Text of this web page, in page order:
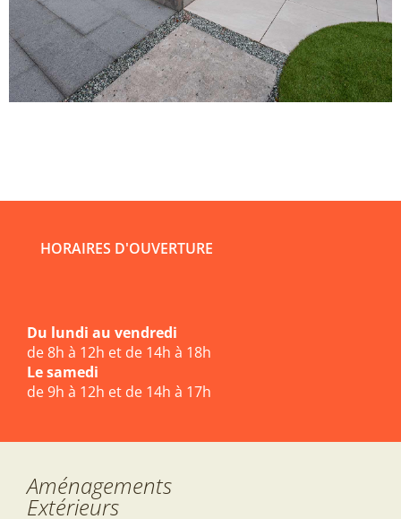
HORAIRES D'OUVERTURE
Du lundi au vendredi
de 8h à 12h et de 14h à 18h
Le samedi
de 9h à 12h et de 14h à 17h
Aménagements
Extérieurs